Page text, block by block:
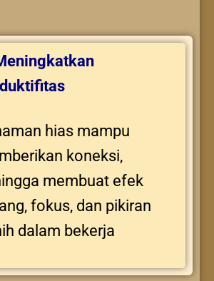
hias mampu
koneksi,
membuat efek
fokus, dan pikiran
dalam bekerja